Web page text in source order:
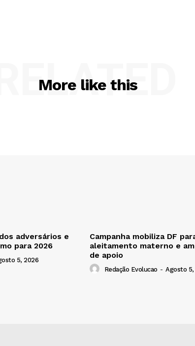
More like this
RELATED
adversários e
para 2026
5, 2026
Campanha mobiliza DF
aleitamento materno e
de apoio
Redação Evolucao - Agosto